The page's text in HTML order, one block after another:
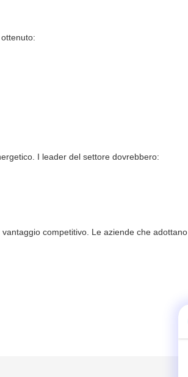
I leader del settore dovrebbero:
competitivo. Le aziende che adottano